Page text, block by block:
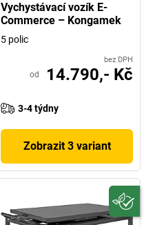
Vychystávací vozík E-
Commerce – Kongamek
5 polic
bez DPH
od 14.790,- Kč
3-4 týdny
Zobrazit 3 variant